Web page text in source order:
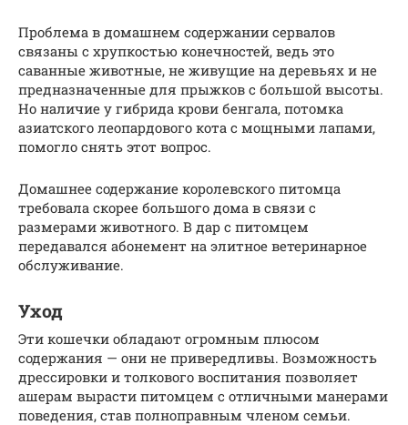
Проблема в домашнем содержании сервалов
связаны с хрупкостью конечностей, ведь это
саванные животные, не живущие на деревьях и не
предназначенные для прыжков с большой высоты.
Но наличие у гибрида крови бенгала, потомка
азиатского леопардового кота с мощными лапами,
помогло снять этот вопрос.
Домашнее содержание королевского питомца
требовала скорее большого дома в связи с
размерами животного. В дар с питомцем
передавался абонемент на элитное ветеринарное
обслуживание.
Уход
Эти кошечки обладают огромным плюсом
содержания — они не привередливы. Возможность
дрессировки и толкового воспитания позволяет
ашерам вырасти питомцем с отличными манерами
поведения, став полноправным членом семьи.